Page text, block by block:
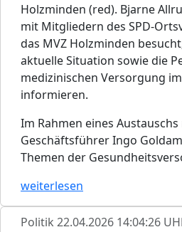
Holzminden (red). Bjarne
mit Mitgliedern des SPD-
das MVZ Holzminden
aktuelle Situation sowie die
medizinischen Versorgung
informieren.
Im Rahmen eines
Geschäftsführer Ingo
Themen der
weiterlesen
Politik 22.04.2026 14:04:26